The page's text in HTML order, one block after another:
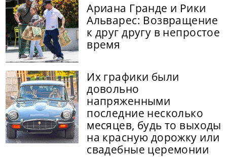
Ариана Гранде и Рики
Альварес: Возвращение
к друг другу в непростое
время
Их графики были
довольно
напряженными
последние несколько
месяцев, будь то выходы
на красную дорожку или
свадебные церемонии